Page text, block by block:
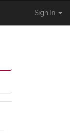
Sign In